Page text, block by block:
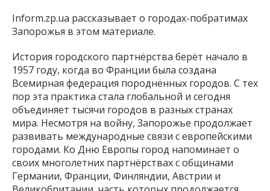
Inform.zp.ua рассказывает о городах-побратимах
Запорожья в этом материале.
История городского партнёрства берёт начало в
1957 году, когда во Франции была создана
Всемирная федерация породнённых городов. С тех
пор эта практика стала глобальной и сегодня
объединяет тысячи городов в разных странах
мира. Несмотря на войну, Запорожье продолжает
развивать международные связи с европейскими
городами. Ко Дню Европы город напоминает о
своих многолетних партнёрствах с общинами
Германии, Франции, Финляндии, Австрии и